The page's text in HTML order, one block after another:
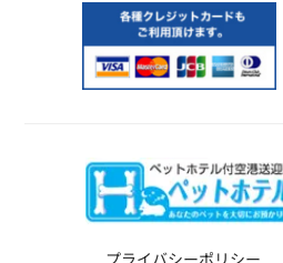
プライバシーポリシー